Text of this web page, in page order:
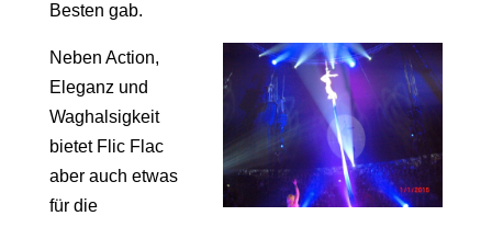
Besten gab.
Neben Action,
Eleganz und
Waghalsigkeit
bietet Flic Flac
aber auch etwas
für die